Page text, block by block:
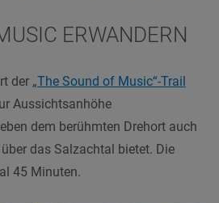
ERWANDERN
der „The Sound of Music“-Trail
Aussichtsanhöhe
dem berühmten Drehort auch
das Salzachtal bietet. Die
45 Minuten.